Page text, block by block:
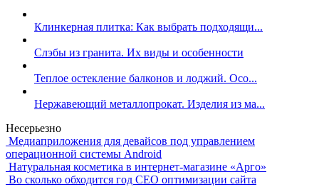
Клинкерная плитка: Как выбрать подходящи...
Слэбы из гранита. Их виды и особенности
Теплое остекление балконов и лоджий. Осо...
Нержавеющий металлопрокат. Изделия из ма...
Несерьезно
Медиаприложения для девайсов под управлением
операционной системы Android
Натуральная косметика в интернет-магазине «Арго»
Во сколько обходится год СЕО оптимизации сайта